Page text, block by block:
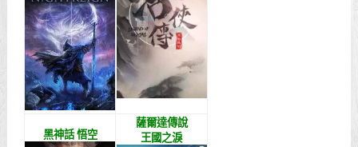
黑神話 悟空
薩爾達傳說
王國之淚